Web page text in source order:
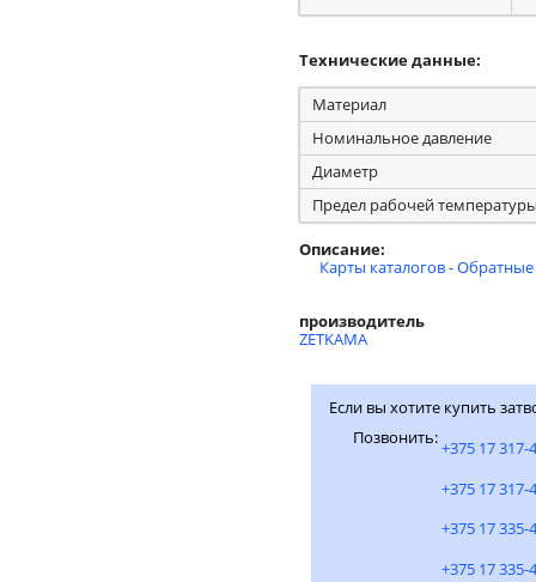
Технические данные:
Материал
Номинальное давление
Диаметр
Предел рабочей
Описание:
Карты каталогов -
производитель
ZETKAMA
Если вы хотите купить
Позвонить:
+375 17 317-
+375 17 317-
+375 17 335-
+375 17 335-